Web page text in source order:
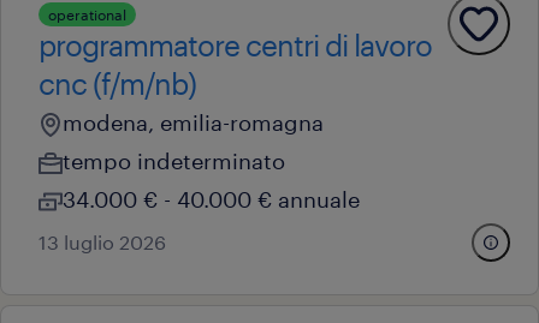
operational
programmatore centri di lavoro
cnc (f/m/nb)
modena, emilia-romagna
tempo indeterminato
34.000 € - 40.000 € annuale
13 luglio 2026